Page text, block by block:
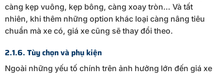
càng kẹp vuông, kẹp bông, càng xoay tròn… Và tất
nhiên, khi thêm những option khác loại càng nâng tiêu
chuẩn mà xe có, giá xe cũng sẽ thay đổi theo.
2.1.6. Tùy chọn và phụ kiện
Ngoài những yếu tố chính trên ảnh hưởng lớn đến giá xe